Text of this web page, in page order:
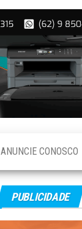
ANUNCIE CONOSCO
PUBLICIDADE